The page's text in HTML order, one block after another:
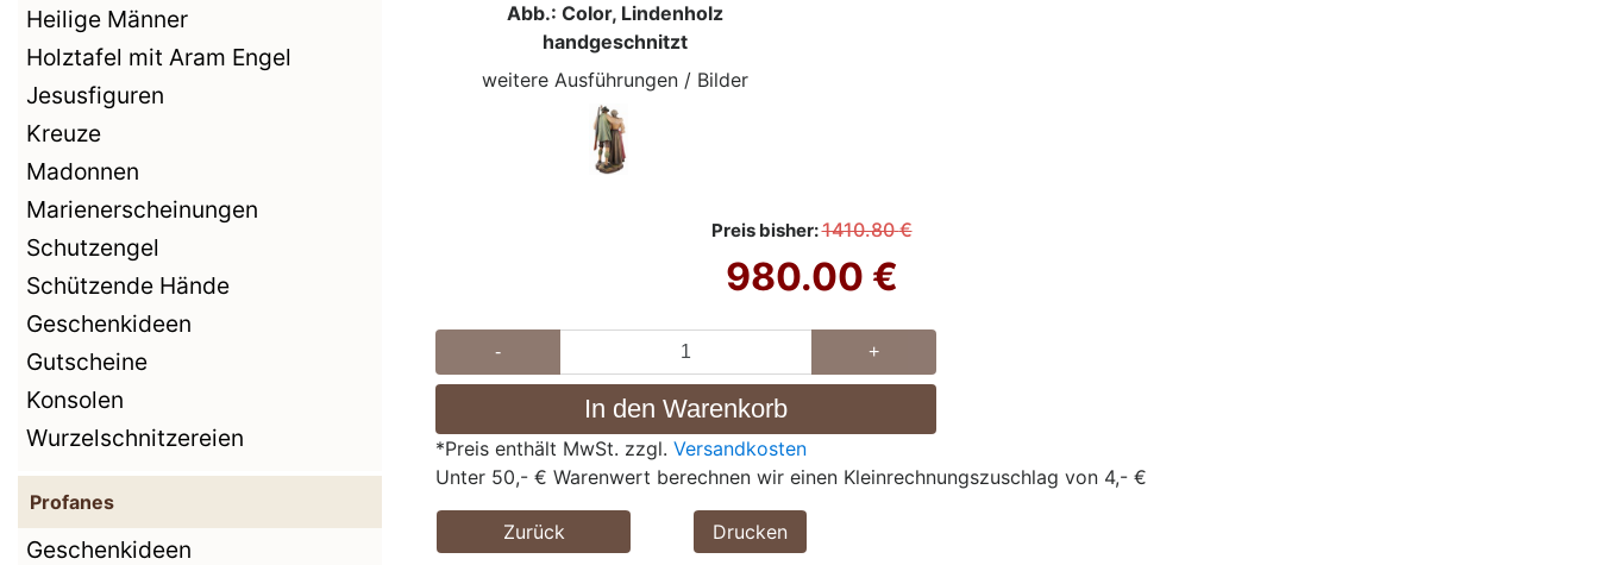
Heilige Männer
Holztafel mit Aram Engel
Jesusfiguren
Kreuze
Madonnen
Marienerscheinungen
Schutzengel
Schützende Hände
Geschenkideen
Gutscheine
Konsolen
Wurzelschnitzereien
Profanes
Geschenkideen
Abb.: Color, Lindenholz
handgeschnitzt
weitere Ausführungen / Bilder
Preis bisher:1410.80 €
980.00 €
- +
*Preis enthält MwSt. zzgl. Versandkosten
Unter 50,- € Warenwert berechnen wir einen Kleinrechnungszuschlag von 4,- €
Zurück Drucken